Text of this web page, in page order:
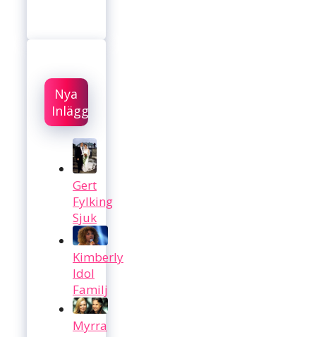
Nya
Inlägg
Gert
Fylking
Sjuk
Kimberly
Idol
Familj
Myrra